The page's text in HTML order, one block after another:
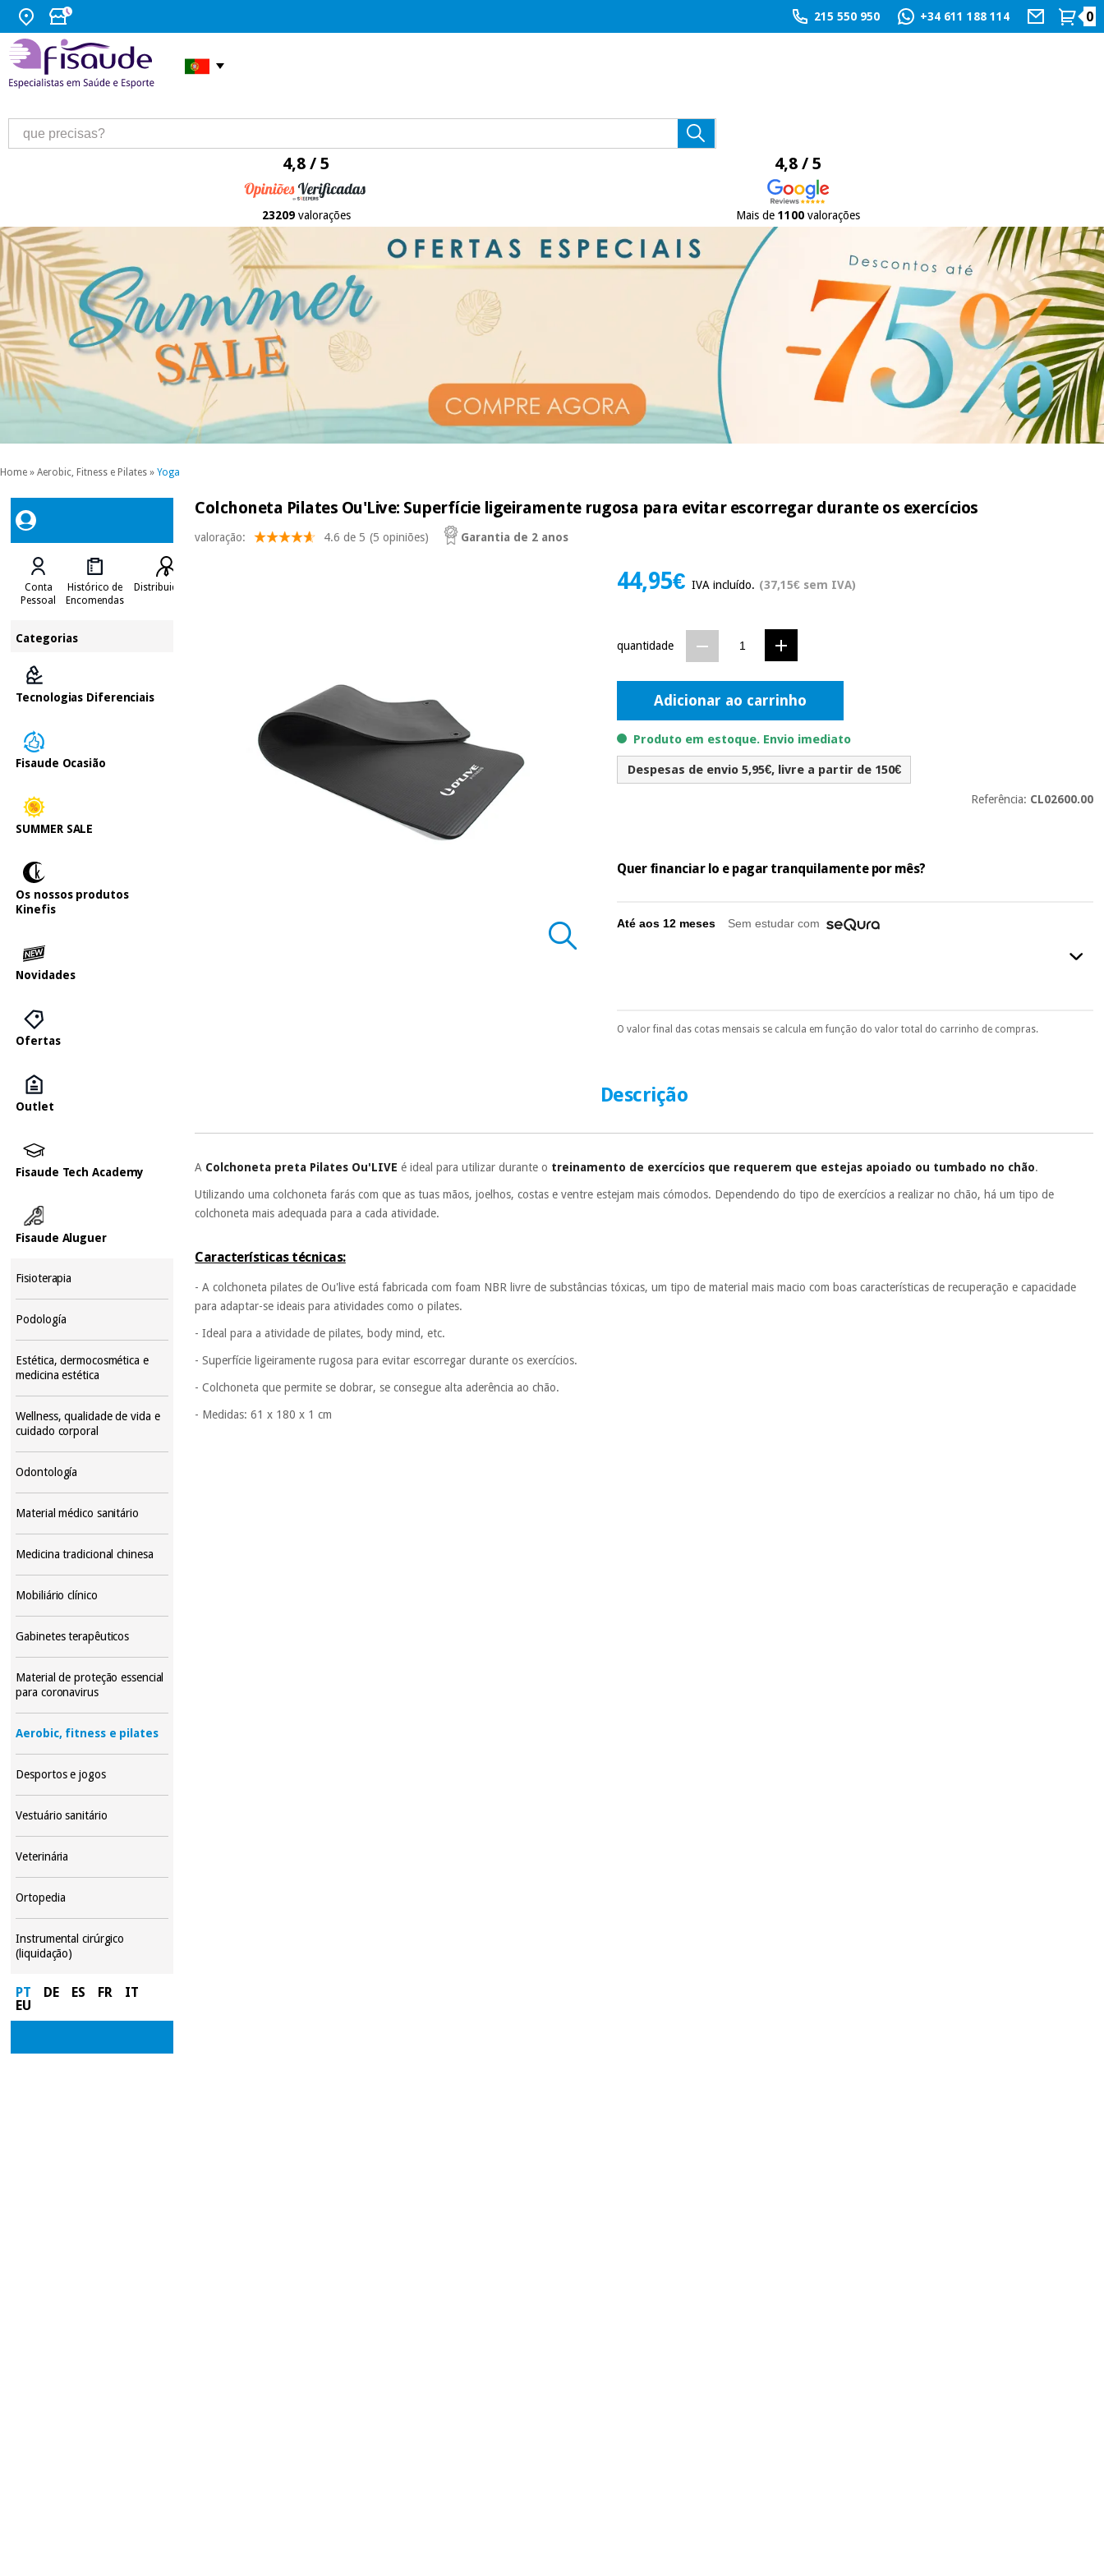
215 550 950 +34 611 188 114 0
4,8 / 5
23209valorações
4,8 / 5
Mais de 1100valorações
Home » Aerobic, Fitness e Pilates » Yoga
Conta
Pessoal
Histórico de
Encomendas
Distribuidores
Categorias
Tecnologias Diferenciais
Fisaude Ocasião
SUMMER SALE
Os nossos produtos
Kinefis
Novidades
Ofertas
Outlet
Fisaude Tech Academy
Fisaude Aluguer
Fisioterapia
Podología
Estética, dermocosmética e
medicina estética
Wellness, qualidade de vida e
cuidado corporal
Odontología
Material médico sanitário
Medicina tradicional chinesa
Mobiliário clínico
Gabinetes terapêuticos
Material de proteção essencial
para coronavirus
Aerobic, fitness e pilates
Desportos e jogos
Vestuário sanitário
Veterinária
Ortopedia
Instrumental cirúrgico
(liquidação)
PT DE ES FR
IT
EU
Colchoneta Pilates Ou'Live: Superfície ligeiramente rugosa para evitar escorregar durante os exercícios
valoração: 4.6 de 5 (5 opiniões) Garantia de 2 anos
44,95€IVA incluído. (37,15€ sem IVA)
quantidade
Adicionar ao carrinho
Produto em estoque. Envio imediato
Despesas de envio 5,95€, livre a partir de 150€
Referência: CL02600.00
Quer financiar lo e pagar tranquilamente por mês?
Até aos 12 meses Sem estudar com
Pode escolhê-lo no final do processo de compra, ao escolher o método de pagamento.
É gratuito para si
prestações serão cobradas no mesmo dia de cada mês.
sem penalizações ou truques.
Os seus dados protegidos.Não vendemos os seus dados a terceiros nem o
O valor final das cotas mensais se calcula em função do valor total do carrinho de compras.
Descrição
A Colchoneta preta Pilates Ou'LIVEé ideal para utilizar durante o treinamento de exercícios que requerem que estejas apoiado ou tumbado no chão.
Utilizando uma colchoneta farás com que as tuas mãos, joelhos, costas e ventre estejam mais cómodos. Dependendo do tipo de exercícios a realizar no chão, há um tipo de
colchoneta mais adequada para a cada atividade.
Características técnicas:
- A colchoneta pilates de Ou'live está fabricada com foam NBR livre de substâncias tóxicas, um tipo de material mais macio com boas características de recuperação e capacidade
para adaptar-se ideais para atividades como o pilates.
- Ideal para a atividade de pilates, body mind, etc.
- Superfície ligeiramente rugosa para evitar escorregar durante os exercícios.
- Colchoneta que permite se dobrar, se consegue alta aderência ao chão.
- Medidas: 61 x 180 x 1 cm